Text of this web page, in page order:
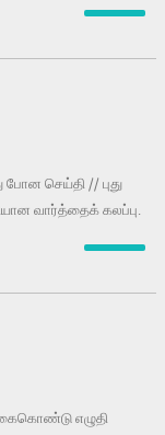
செய்தி // புது
வார்த்தைக் கலப்பு.
கைகொண்டு எழுதி